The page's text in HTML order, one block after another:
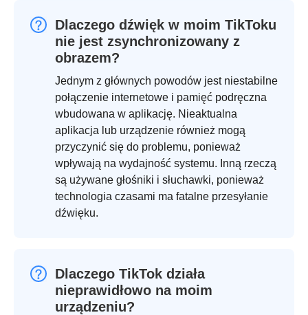
Dlaczego dźwięk w moim TikToku
nie jest zsynchronizowany z
obrazem?
Jednym z głównych powodów jest niestabilne
połączenie internetowe i pamięć podręczna
wbudowana w aplikację. Nieaktualna
aplikacja lub urządzenie również mogą
przyczynić się do problemu, ponieważ
wpływają na wydajność systemu. Inną rzeczą
są używane głośniki i słuchawki, ponieważ
technologia czasami ma fatalne przesyłanie
dźwięku.
Dlaczego TikTok działa
nieprawidłowo na moim
urządzeniu?